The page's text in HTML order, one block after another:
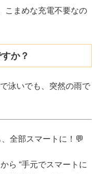
こまめな充電不要なの
か？
泳いでも、突然の雨で
全部スマートに！💬
ら “手元でスマートに